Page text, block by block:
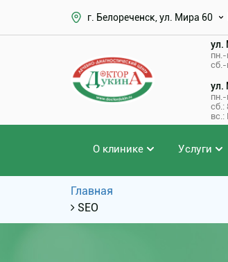
г. Белореченск, ул. Мира 60
ул.
пн.-
сб.-
ул.
пн.-
сб.:
О клинике Услуги
Главная
SEO